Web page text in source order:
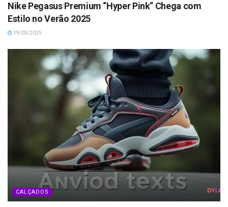
Nike Pegasus Premium “Hyper Pink” Chega com
Estilo no Verão 2025
19/03/2025
CALÇADOS